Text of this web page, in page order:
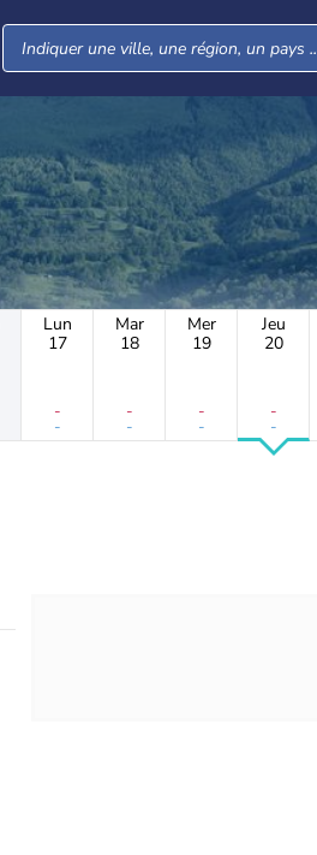
Lun
17
-
-
Mar
18
-
-
Mer
19
-
-
Jeu
20
-
-